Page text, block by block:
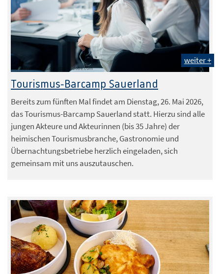
Foto: Prostock-studio -stock.adobe.com
weiter +
Tourismus-Barcamp Sauerland
Bereits zum fünften Mal findet am Dienstag, 26. Mai 2026,
das Tourismus-Barcamp Sauerland statt. Hierzu sind alle
jungen Akteure und Akteurinnen (bis 35 Jahre) der
heimischen Tourismusbranche, Gastronomie und
Übernachtungsbetriebe herzlich eingeladen, sich
gemeinsam mit uns auszutauschen.